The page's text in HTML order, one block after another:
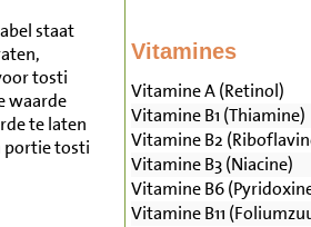
staat
tosti
waarde
te laten
portie tosti
Vitamines
Vitamine A (Retinol)
Vitamine B1 (Thiamine)
Vitamine B2
Vitamine B3 (Niacine)
Vitamine B6
Vitamine B11